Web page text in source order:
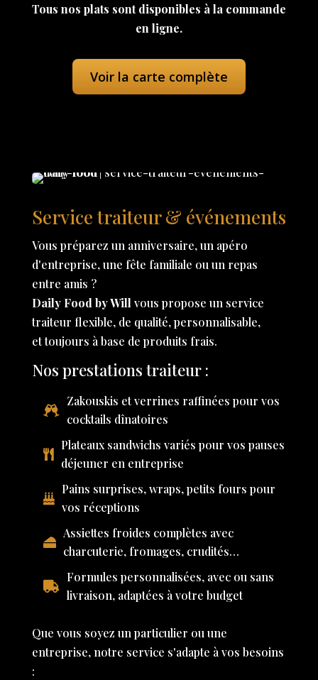
Tous nos plats sont disponibles à la commande
en ligne.
Voir la carte complète
Service traiteur & événements
Vous préparez un anniversaire, un apéro
d'entreprise, une fête familiale ou un repas
entre amis ?
Daily Food by Will vous propose un service
traiteur flexible, de qualité, personnalisable,
et toujours à base de produits frais.
Nos prestations traiteur :
Zakouskis et verrines raffinées pour vos
cocktails dînatoires
Plateaux sandwichs variés pour vos pauses
déjeuner en entreprise
Pains surprises, wraps, petits fours pour
vos réceptions
Assiettes froides complètes avec
charcuterie, fromages, crudités…
Formules personnalisées, avec ou sans
livraison, adaptées à votre budget
Que vous soyez un particulier ou une
entreprise, notre service s'adapte à vos besoins
: